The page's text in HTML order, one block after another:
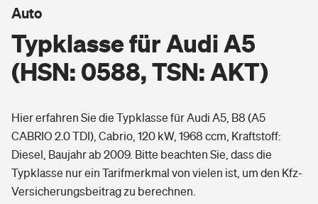
Berufsunfähigkeitsversicherung
Erwerbsunfähigkeitsversicherung
Grundfähigkeitsversicherung
Arbeitsrechtsschutz
Berufshaftpflichtversicherung
Wohnen
Elementarversicherung
Freizeit
Pri­vate Haft­pflicht­
Gesundheit
Typklasse für Audi A5
(HSN: 0588, TSN: AKT)
Auto
Hier erfahren Sie die Typklasse für Audi A5, B8 (A5
CABRIO 2.0 TDI), Cabrio, 120 kW, 1968 ccm, Kraftstoff:
Diesel, Baujahr ab 2009. Bitte beachten Sie, dass die
Typklasse nur ein Tarifmerkmal von vielen ist, um den Kfz-
Versicherungsbeitrag zu berechnen.